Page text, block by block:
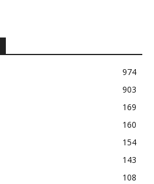
974
903
169
160
154
143
108